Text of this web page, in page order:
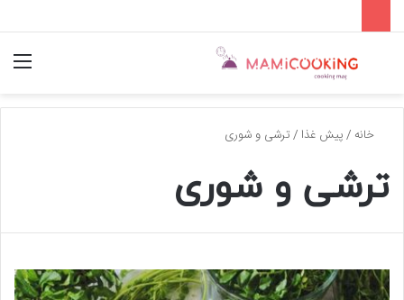
جستجو
خانه /پیش غذا /ترشی و شوری
ترشی و شوری